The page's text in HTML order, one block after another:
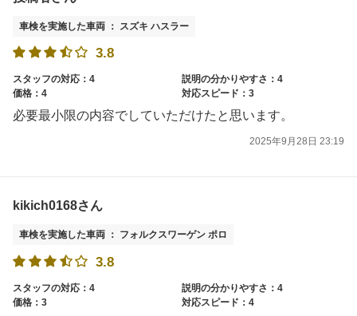
車検を実施した車両 ： スズキ ハスラー
3.8
スタッフの対応：4
説明の分かりやすさ：4
価格：4
対応スピード：3
必要最小限の内容でしていただけたと思います。
2025年9月28日 23:19
kikich0168さん
車検を実施した車両 ： フォルクスワーゲン ポロ
3.8
スタッフの対応：4
説明の分かりやすさ：4
価格：3
対応スピード：4